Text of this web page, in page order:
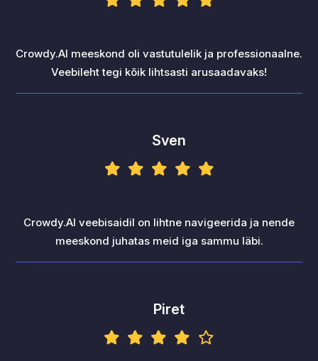
Crowdy.AI meeskond oli vastutulelik ja professionaalne.
Veebileht tegi kõik lihtsasti arusaadavaks!
Sven
Crowdy.AI veebisaidil on lihtne navigeerida ja nende
meeskond juhatas meid iga sammu läbi.
Piret